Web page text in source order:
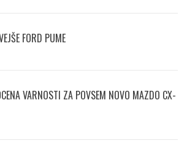
FORD PUME
VARNOSTI ZA POVSEM NOVO MAZDO CX-